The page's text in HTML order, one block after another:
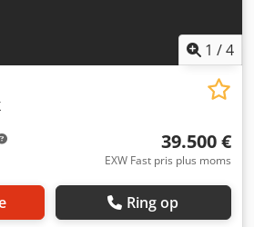
1 /4
39.500 €
EXW Fast pris plus moms
Ring op